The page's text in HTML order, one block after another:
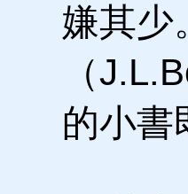
嫌其少
（
的小書